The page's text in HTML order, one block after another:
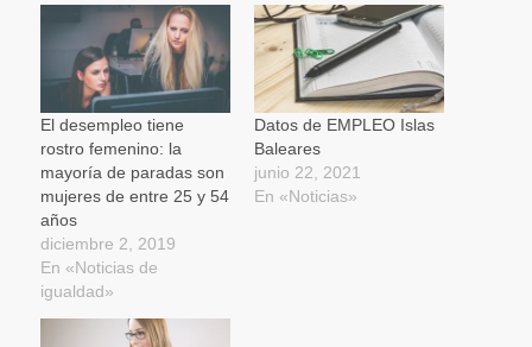
en
una
ventana
nueva)
en
una
ventana
nueva)
una
ventana
nueva)
ventana
nueva)
electrónico
a
un
amigo
(Se
abre
en
una
ventana
nueva)
El desempleo tiene
rostro femenino: la
mayoría de paradas son
mujeres de entre 25 y 54
años
diciembre 2, 2019
En «Noticias de
igualdad»
Datos de EMPLEO Islas
Baleares
junio 22, 2021
En «Noticias»